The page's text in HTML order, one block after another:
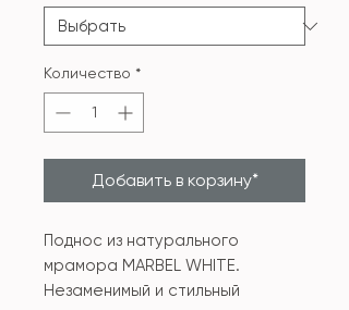
Количество *
Добавить в корзину*
Поднос из натурального
мрамора MARBEL WHITE.
Незаменимый и стильный